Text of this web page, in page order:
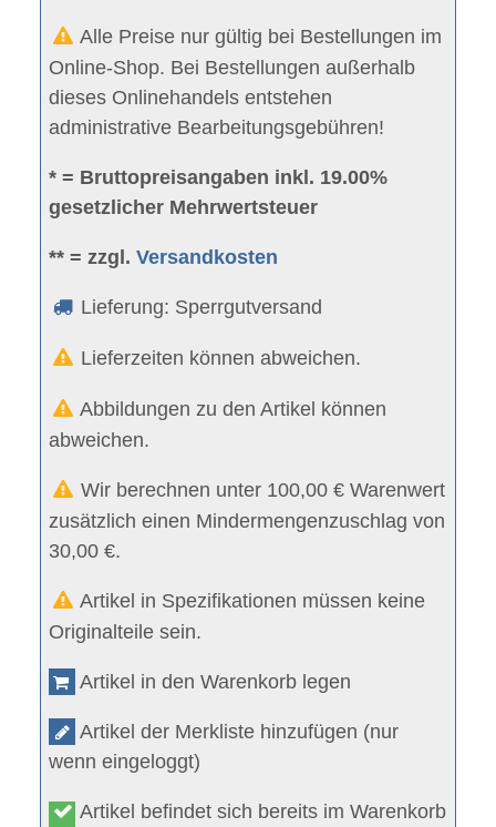
Alle Preise nur gültig bei Bestellungen im
Online-Shop. Bei Bestellungen außerhalb
dieses Onlinehandels entstehen
administrative Bearbeitungsgebühren!
* = Bruttopreisangaben inkl. 19.00%
gesetzlicher Mehrwertsteuer
** = zzgl.Versandkosten
Lieferung: Sperrgutversand
Lieferzeiten können abweichen.
Abbildungen zu den Artikel können
abweichen.
Wir berechnen unter 100,00 € Warenwert
zusätzlich einen Mindermengenzuschlag von
30,00 €.
Artikel in Spezifikationen müssen keine
Originalteile sein.
Artikel in den Warenkorb legen
Artikel der Merkliste hinzufügen (nur
wenn eingeloggt)
Artikel befindet sich bereits im Warenkorb